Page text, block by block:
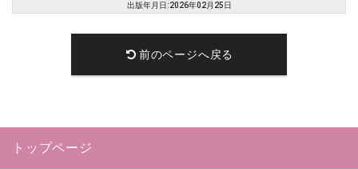
出版年月日:2026年02月25日
前のページへ戻る
トップページ